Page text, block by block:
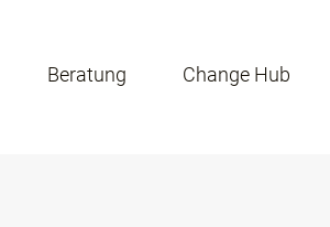
Beratung Change Hub